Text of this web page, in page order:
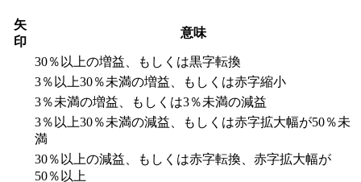
矢
印
意味
30％以上の増益、もしくは黒字転換
3％以上30％未満の増益、もしくは赤字縮小
3％未満の増益、もしくは3％未満の減益
3％以上30％未満の減益、もしくは赤字拡大幅が50％未
満
30％以上の減益、もしくは赤字転換、赤字拡大幅が
50％以上